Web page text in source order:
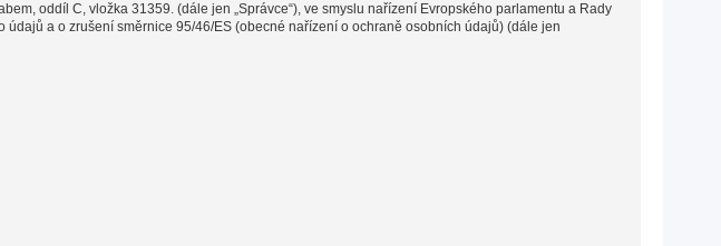
oddíl C, vložka 31359. (dále jen „Správce“), ve smyslu nařízení Evropského parlamentu a Rady
a o zrušení směrnice 95/46/ES (obecné nařízení o ochraně osobních údajů) (dále jen